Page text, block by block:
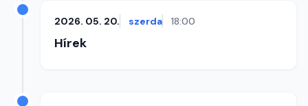
2026. 05. 20. szerda 18:00
Hírek